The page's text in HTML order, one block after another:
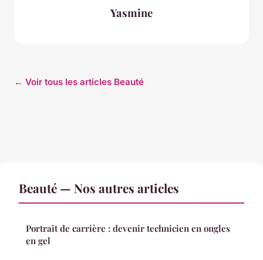
Yasmine
← Voir tous les articles Beauté
Beauté — Nos autres articles
Portrait de carrière : devenir technicien en ongles
en gel